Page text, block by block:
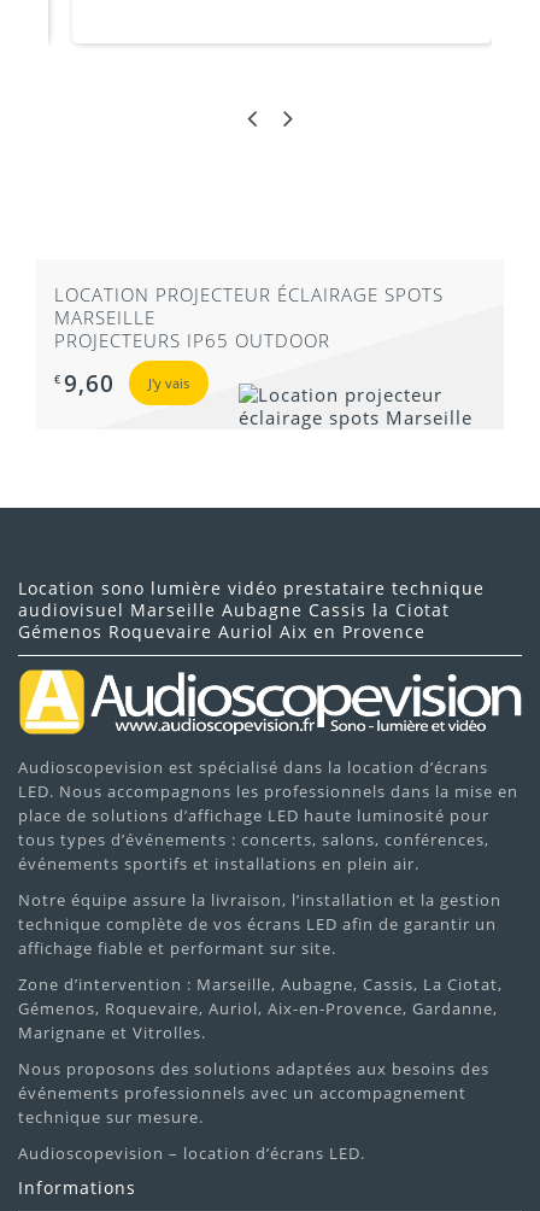
LOCATION PROJECTEUR ÉCLAIRAGE SPOTS
MARSEILLE
PROJECTEURS IP65 OUTDOOR
€ 9,60 J'y vais
Location sono lumière vidéo prestataire technique
audiovisuel Marseille Aubagne Cassis la Ciotat
Gémenos Roquevaire Auriol Aix en Provence
Audioscopevision est spécialisé dans la location d’écrans
LED. Nous accompagnons les professionnels dans la mise en
place de solutions d’affichage LED haute luminosité pour
tous types d’événements : concerts, salons, conférences,
événements sportifs et installations en plein air.
Notre équipe assure la livraison, l’installation et la gestion
technique complète de vos écrans LED afin de garantir un
affichage fiable et performant sur site.
Zone d’intervention : Marseille, Aubagne, Cassis, La Ciotat,
Gémenos, Roquevaire, Auriol, Aix-en-Provence, Gardanne,
Marignane et Vitrolles.
Nous proposons des solutions adaptées aux besoins des
événements professionnels avec un accompagnement
technique sur mesure.
Audioscopevision – location d’écrans LED.
Informations